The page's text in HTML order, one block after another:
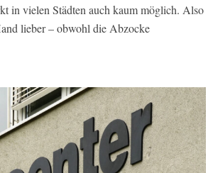
in vielen Städten auch kaum möglich. Also
lieber – obwohl die Abzocke